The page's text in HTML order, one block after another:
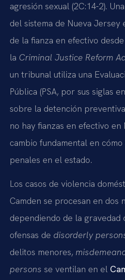
agresión sexual (2C:14-2).
del sistema de Nueva
de la fianza en efectivo
la Criminal Justice Reform
un tribunal utiliza una
Pública (PSA, por sus siglas
sobre la detención
no hay fianzas en efectivo en
cambio fundamental en
penales en el estado.
Los casos de violencia
Camden se procesan en dos
dependiendo de la gravedad
ofensas de disorderly
delitos menores,
persons se ventilan en el